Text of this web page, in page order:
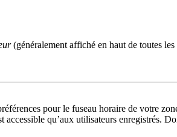
(généralement affiché en haut de toutes
pour le fuseau horaire de votre
qu’aux utilisateurs enregistrés.